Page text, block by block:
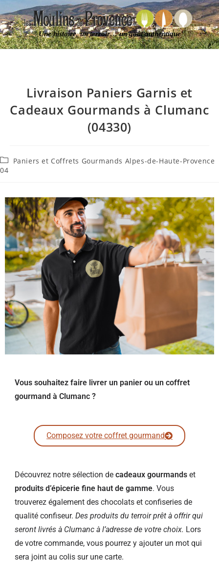
Une histoire, un terroir… un goût authentique
Livraison Paniers Garnis et
Cadeaux Gourmands à Clumanc
(04330)
Paniers et Coffrets Gourmands Alpes-de-Haute-Provence
04
Vous souhaitez faire livrer un panier ou un coffret
gourmand à Clumanc ?
Composez votre coffret gourmand
Découvrez notre sélection de cadeaux gourmands et
produits d’épicerie fine haut de gamme. Vous
trouverez également des chocolats et confiseries de
qualité confiseur. Des produits du terroir prêt à offrir qui
seront livrés à Clumanc à l’adresse de votre choix. Lors
de votre commande, vous pourrez y ajouter un mot qui
sera joint au colis sur une carte.